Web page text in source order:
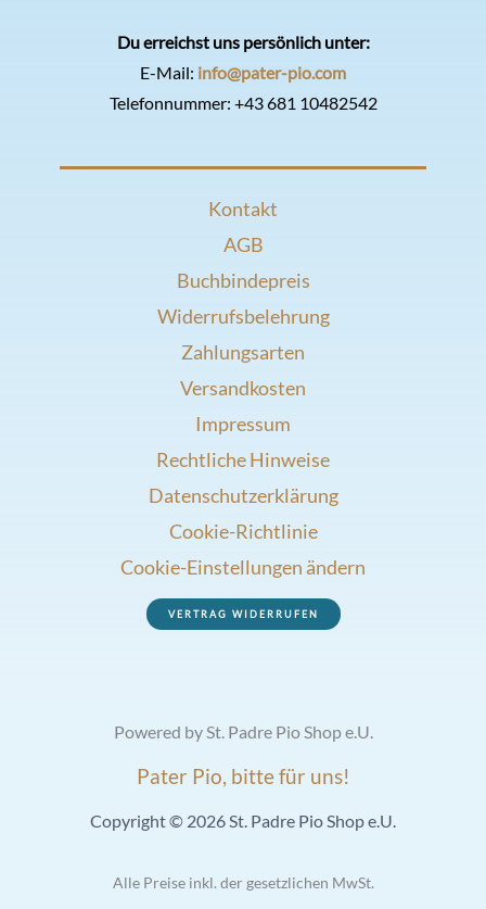
Du erreichst uns persönlich unter:
E-Mail: info@pater-pio.com
Telefonnummer: +43 681 10482542
Kontakt
AGB
Buchbindepreis
Widerrufsbelehrung
Zahlungsarten
Versandkosten
Impressum
Rechtliche Hinweise
Datenschutzerklärung
Cookie-Richtlinie
Cookie-Einstellungen ändern
VERTRAG WIDERRUFEN
Powered by St. Padre Pio Shop e.U.
Pater Pio, bitte für uns!
Copyright © 2026 St. Padre Pio Shop e.U.
Alle Preise inkl. der gesetzlichen MwSt.